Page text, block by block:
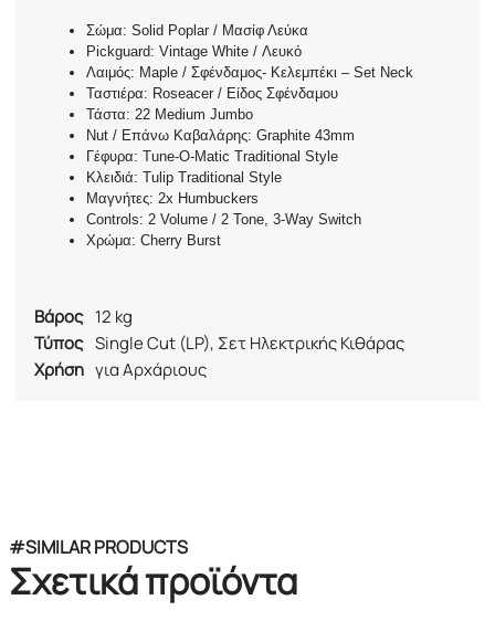
Σώμα: Solid Poplar / Μασίφ Λεύκα
Pickguard: Vintage White / Λευκό
Λαιμός: Maple / Σφένδαμος- Κελεμπέκι – Set Neck
Ταστιέρα: Roseacer / Είδος Σφένδαμου
Τάστα: 22 Medium Jumbo
Nut / Επάνω Καβαλάρης: Graphite 43mm
Γέφυρα: Tune-O-Matic Traditional Style
Κλειδιά: Tulip Traditional Style
Μαγνήτες: 2x Humbuckers
Controls: 2 Volume / 2 Tone, 3-Way Switch
Χρώμα: Cherry Burst
Βάρος 12 kg
Τύπος Single Cut (LP), Σετ Ηλεκτρικής Κιθάρας
Χρήση για Αρχάριους
#SIMILAR PRODUCTS
Σχετικά προϊόντα